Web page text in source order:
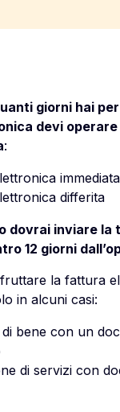
giorni hai
devi
:
immediata
differita
dovrai inviare
12 giorni
la fattura
in alcuni casi:
di bene con un
di servizi con